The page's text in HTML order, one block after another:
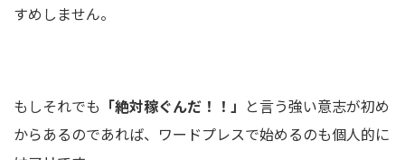
すめしません。
もしそれでも 「絶対稼ぐんだ！！」 と言う強い意志が初め
からあるのであれば、ワードプレスで始めるのも個人的に